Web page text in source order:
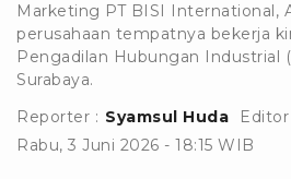
Marketing PT BISI International,
perusahaan tempatnya bekerja
Pengadilan Hubungan Industrial
Surabaya.
Reporter : Syamsul Huda Editor
Rabu, 3 Juni 2026 - 18:15 WIB